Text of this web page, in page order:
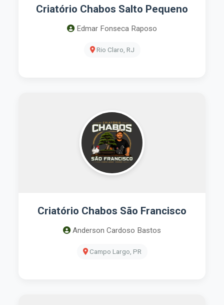
Criatório Chabos Salto Pequeno
Edmar Fonseca Raposo
Rio Claro, RJ
Criatório Chabos São Francisco
Anderson Cardoso Bastos
Campo Largo, PR